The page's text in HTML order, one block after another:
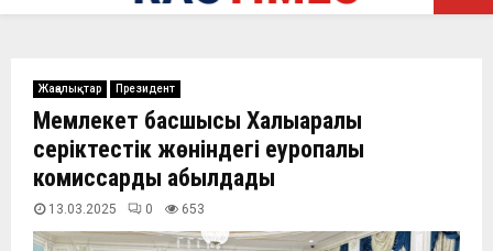
Жаңалықтар Президент
Мемлекет басшысы Халықаралық
серіктестік жөніндегі еуропалық
комиссарды қабылдады
13.03.2025 0 653